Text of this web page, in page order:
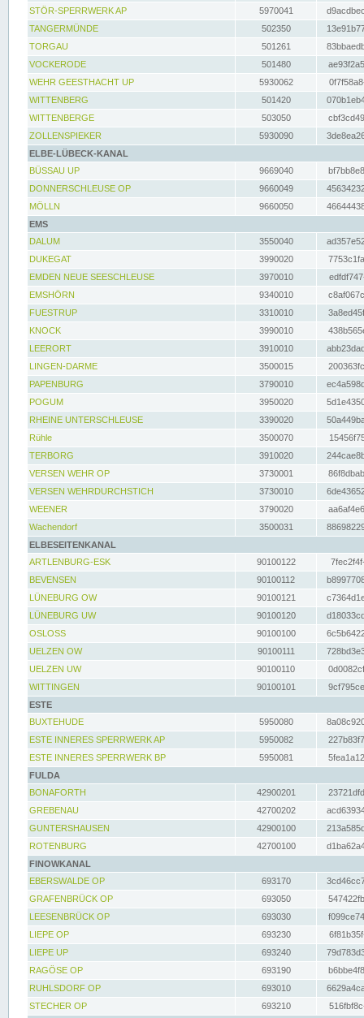
STÖR-SPERRWERK AP 5970041
TANGERMÜNDE
502350
TORGAU
501261
VOCKERODE
501480
WEHR GEESTHACHT UP
5930062
WITTENBERG
501420
WITTENBERGE
503050
ZOLLENSPIEKER
5930090
ELBE-LÜBECK-KANAL
BÜSSAU UP
9669040
DONNERSCHLEUSE OP
9660049
MÖLLN
9660050
EMS
DALUM
3550040
DUKEGAT
3990020
EMDEN NEUE SEESCHLEUSE
3970010
EMSHÖRN
9340010
FUESTRUP
3310010
KNOCK
3990010
LEERORT
3910010
LINGEN-DARME
3500015
PAPENBURG
3790010
POGUM
3950020
RHEINE UNTERSCHLEUSE
3390020
Rühle
3500070
TERBORG
3910020
VERSEN WEHR OP
3730001
VERSEN WEHRDURCHSTICH
3730010
WEENER
3790020
Wachendorf
3500031
ELBESEITENKANAL
ARTLENBURG-ESK
90100122
BEVENSEN
90100112
LÜNEBURG OW
90100121
LÜNEBURG UW
90100120
OSLOSS
90100100
UELZEN OW
90100111
UELZEN UW
90100110
WITTINGEN
90100101
ESTE
BUXTEHUDE
5950080
ESTE INNERES SPERRWERK AP
5950082
ESTE INNERES SPERRWERK BP
5950081
FULDA
BONAFORTH
42900201
GREBENAU
42700202
GUNTERSHAUSEN
42900100
ROTENBURG
42700100
FINOWKANAL
EBERSWALDE OP
693170
GRAFENBRÜCK OP
693050
LEESENBRÜCK OP
693030
LIEPE OP
693230
LIEPE UP
693240
RAGÖSE OP
693190
RUHLSDORF OP
693010
STECHER OP
693210